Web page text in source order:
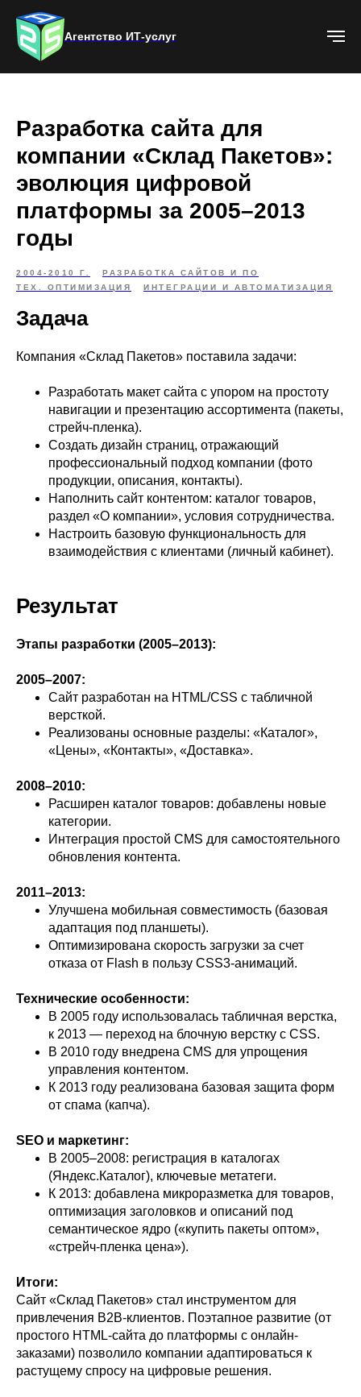
Агентство ИТ-услуг
Разработка сайта для
компании «Склад Пакетов»:
эволюция цифровой
платформы за 2005–2013
годы
2004-2010 Г.
РАЗРАБОТКА САЙТОВ И ПО
ТЕХ. ОПТИМИЗАЦИЯ
ИНТЕГРАЦИИ И АВТОМАТИЗАЦИЯ
Задача
Компания «Склад Пакетов» поставила задачи:
Разработать макет сайта с упором на простоту
навигации и презентацию ассортимента (пакеты,
стрейч-пленка).
Создать дизайн страниц, отражающий
профессиональный подход компании (фото
продукции, описания, контакты).
Наполнить сайт контентом: каталог товаров,
раздел «О компании», условия сотрудничества.
Настроить базовую функциональность для
взаимодействия с клиентами (личный кабинет).
Результат
Этапы разработки (2005–2013):
2005–2007:
Сайт разработан на HTML/CSS с табличной
версткой.
Реализованы основные разделы: «Каталог»,
«Цены», «Контакты», «Доставка».
2008–2010:
Расширен каталог товаров: добавлены новые
категории.
Интеграция простой CMS для самостоятельного
обновления контента.
2011–2013:
Улучшена мобильная совместимость (базовая
адаптация под планшеты).
Оптимизирована скорость загрузки за счет
отказа от Flash в пользу CSS3-анимаций.
Технические особенности:
В 2005 году использовалась табличная верстка,
к 2013 — переход на блочную верстку с CSS.
В 2010 году внедрена CMS для упрощения
управления контентом.
К 2013 году реализована базовая защита форм
от спама (капча).
SEO и маркетинг:
В 2005–2008: регистрация в каталогах
(Яндекс.Каталог), ключевые метатеги.
К 2013: добавлена микроразметка для товаров,
оптимизация заголовков и описаний под
семантическое ядро («купить пакеты оптом»,
«стрейч-пленка цена»).
Итоги:
Сайт «Склад Пакетов» стал инструментом для
привлечения B2B-клиентов. Поэтапное развитие (от
простого HTML-сайта до платформы с онлайн-
заказами) позволило компании адаптироваться к
растущему спросу на цифровые решения.